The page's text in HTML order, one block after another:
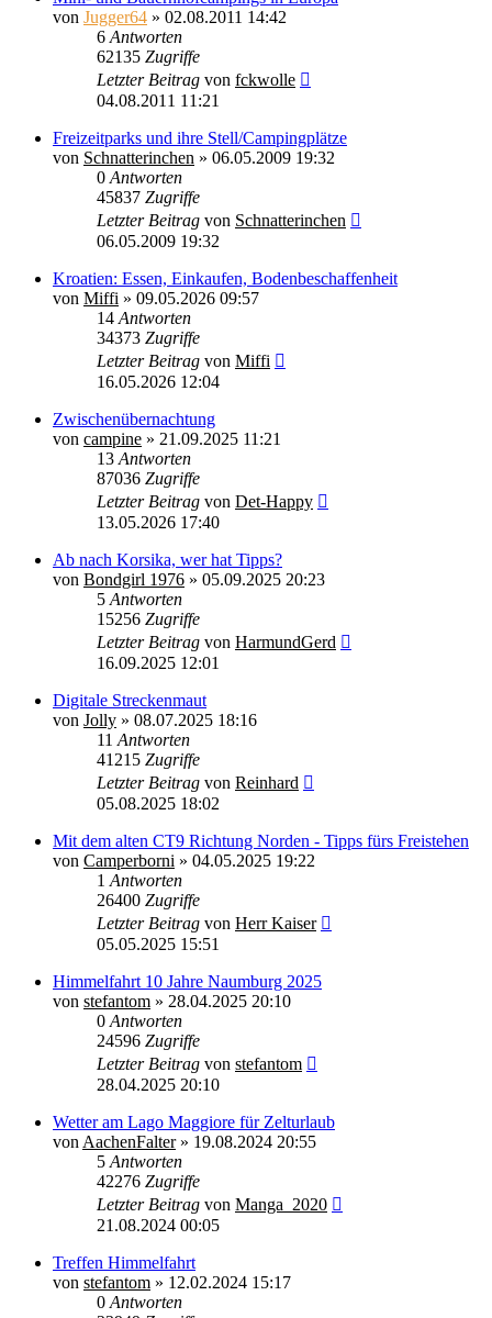
von Jugger64 » 02.08.2011 14:42
6 Antworten
62135 Zugriffe
Letzter Beitrag von fckwolle
04.08.2011 11:21
Freizeitparks und ihre Stell/Campingplätze
von Schnatterinchen » 06.05.2009 19:32
0 Antworten
45837 Zugriffe
Letzter Beitrag von Schnatterinchen
06.05.2009 19:32
Kroatien: Essen, Einkaufen, Bodenbeschaffenheit
von Miffi » 09.05.2026 09:57
14 Antworten
34373 Zugriffe
Letzter Beitrag von Miffi
16.05.2026 12:04
Zwischenübernachtung
von campine » 21.09.2025 11:21
13 Antworten
87036 Zugriffe
Letzter Beitrag von Det-Happy
13.05.2026 17:40
Ab nach Korsika, wer hat Tipps?
von Bondgirl 1976 » 05.09.2025 20:23
5 Antworten
15256 Zugriffe
Letzter Beitrag von HarmundGerd
16.09.2025 12:01
Digitale Streckenmaut
von Jolly » 08.07.2025 18:16
11 Antworten
41215 Zugriffe
Letzter Beitrag von Reinhard
05.08.2025 18:02
Mit dem alten CT9 Richtung Norden - Tipps fürs Freistehen
von Camperborni » 04.05.2025 19:22
1 Antworten
26400 Zugriffe
Letzter Beitrag von Herr Kaiser
05.05.2025 15:51
Himmelfahrt 10 Jahre Naumburg 2025
von stefantom » 28.04.2025 20:10
0 Antworten
24596 Zugriffe
Letzter Beitrag von stefantom
28.04.2025 20:10
Wetter am Lago Maggiore für Zelturlaub
von AachenFalter» 19.08.2024 20:55
5 Antworten
42276 Zugriffe
Letzter Beitrag von Manga_2020
21.08.2024 00:05
Treffen Himmelfahrt
von stefantom » 12.02.2024 15:17
0 Antworten